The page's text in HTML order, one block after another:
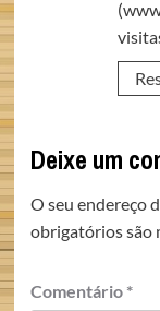
Deixe um
O seu endereço
obrigatórios são
Comentário *